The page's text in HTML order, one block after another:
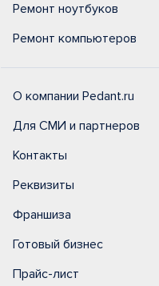
Ремонт ноутбуков
Ремонт компьютеров
О компании Pedant.ru
Для СМИ и партнеров
Контакты
Реквизиты
Франшиза
Готовый бизнес
Прайс-лист